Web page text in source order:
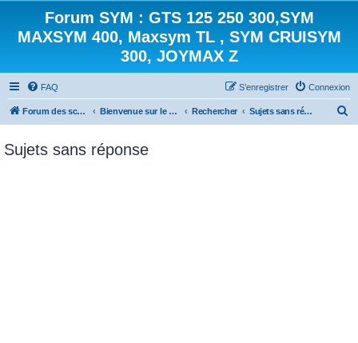
Forum SYM : GTS 125 250 300,SYM
MAXSYM 400, Maxsym TL , SYM CRUISYM
300, JOYMAX Z
FAQ Connexion
S’enregistrer
Forum des scooters SYM - GTS -MAXSYM - CRUISYM - JOYMAX - Maxsym TL Bienvenue sur le forum des scooters de la gamme SYM Rechercher Sujets sans réponse
Sujets sans réponse